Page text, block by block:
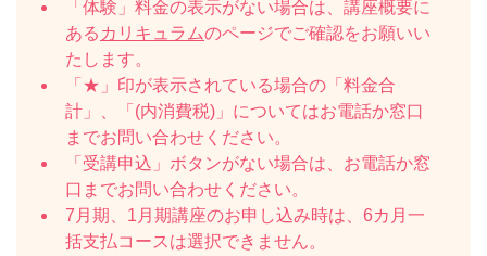
「体験」料金の表示がない場合は、講座概要に
ある カリキュラムのページでご確認をお願いい
たします。
「★」印が表示されている場合の「料金合
計」、「(内消費税)」についてはお電話か窓口
までお問い合わせください。
「受講申込」ボタンがない場合は、お電話か窓
口までお問い合わせください。
7月期、1月期講座のお申し込み時は、6カ月一
括支払コースは選択できません。